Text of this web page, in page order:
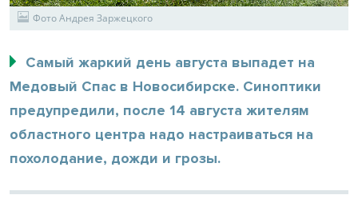
Фото Андрея Заржецкого
Самый жаркий день августа выпадет на
Медовый Спас в Новосибирске. Синоптики
предупредили, после 14 августа жителям
областного центра надо настраиваться на
похолодание, дожди и грозы.